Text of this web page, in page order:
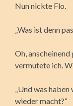
Nun nickte Flo.
„Was ist denn
Oh,
vermutete ich.
„Und was
wieder macht?“